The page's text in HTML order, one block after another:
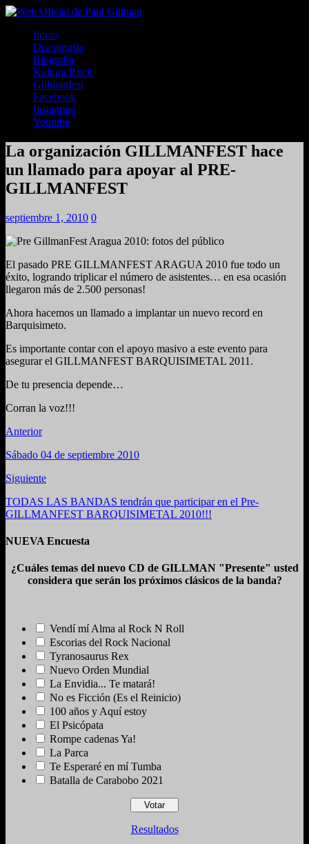
Inicio
Discografía
Biografía
Kultura Rock
Gillmanfest
Facebook
Instagram
Youtube
La organización GILLMANFEST hace
un llamado para apoyar al PRE-
GILLMANFEST
septiembre 1, 2010 0
El pasado PRE GILLMANFEST ARAGUA 2010 fue todo un
éxito, logrando triplicar el número de asistentes… en esa ocasión
llegaron más de 2.500 personas!
Ahora hacemos un llamado a implantar un nuevo record en
Barquisimeto.
Es importante contar con el apoyo masivo a este evento para
asegurar el GILLMANFEST BARQUISIMETAL 2011.
De tu presencia depende…
Corran la voz!!!
Anterior
Sábado 04 de septiembre 2010
Siguiente
TODAS LAS BANDAS tendrán que participar en el Pre-
GILLMANFEST BARQUISIMETAL 2010!!!
NUEVA Encuesta
¿Cuáles temas del nuevo CD de GILLMAN "Presente" usted
considera que serán los próximos clásicos de la banda?
Vendí mí Alma al Rock N Roll
Escorias del Rock Nacional
Tyranosaurus Rex
Nuevo Orden Mundial
La Envidia... Te matará!
No es Ficción (Es el Reinicio)
100 años y Aquí estoy
El Psicópata
Rompe cadenas Ya!
La Parca
Te Esperaré en mí Tumba
Batalla de Carabobo 2021
Resultados